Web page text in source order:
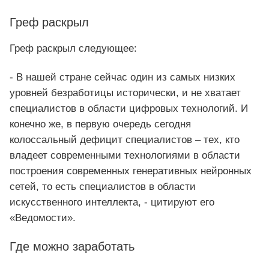
Греф раскрыл
Греф раскрыл следующее:
- В нашей стране сейчас один из самых низких
уровней безработицы исторически, и не хватает
специалистов в области цифровых технологий. И
конечно же, в первую очередь сегодня
колоссальный дефицит специалистов – тех, кто
владеет современными технологиями в области
построения современных генеративных нейронных
сетей, то есть специалистов в области
искусственного интеллекта, - цитируют его
«Ведомости».
Где можно заработать